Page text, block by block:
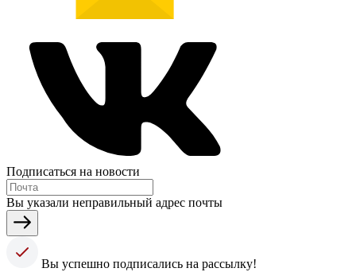
Подписаться на новости
Вы указали неправильный адрес почты
Вы успешно подписались на рассылку!